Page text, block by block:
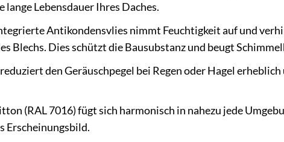
Lebensdauer Ihres Daches.
Antikondensvlies nimmt Feuchtigkeit auf und
Blechs. Dies schützt die Bausubstanz und beugt
den Geräuschpegel bei Regen oder Hagel
(RAL 7016) fügt sich harmonisch in nahezu jede
Erscheinungsbild.